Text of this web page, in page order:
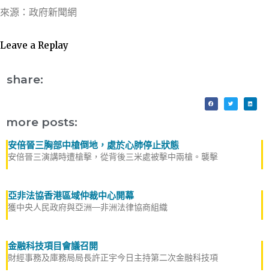
來源：政府新聞網
Leave a Replay
share:
more posts:
安倍晉三胸部中槍倒地，處於心肺停止狀態
安倍晉三演講時遭槍擊，從背後三米處被擊中兩槍。襲擊
亞非法協香港區域仲裁中心開幕
獲中央人民政府與亞洲—非洲法律協商組織
金融科技項目會議召開
財經事務及庫務局局長許正宇今日主持第二次金融科技項